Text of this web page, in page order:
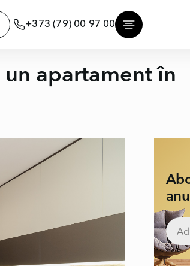
+373 (79) 00 97 00
apartament în